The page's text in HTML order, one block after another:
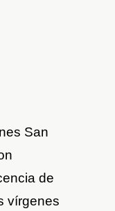
San
de
vírgenes